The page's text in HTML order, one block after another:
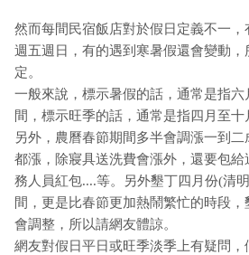
然而每間民宿飯店對於假日定義不一
週五週日，有的遇到寒暑假還會變動，
定。
一般來說，標示暑假的話，通常是指六
間，標示旺季的話，通常是指四月至十
另外，農曆春節期間多半會調漲一到
都漲，除寢具送洗費會漲外，還要包
務人員紅包....等。另外墾丁四月份(清
間，更是比春節更加熱鬧繁忙的時段
會調整，所以請網友體諒。
網友對假日平日或旺季淡季上有疑問，